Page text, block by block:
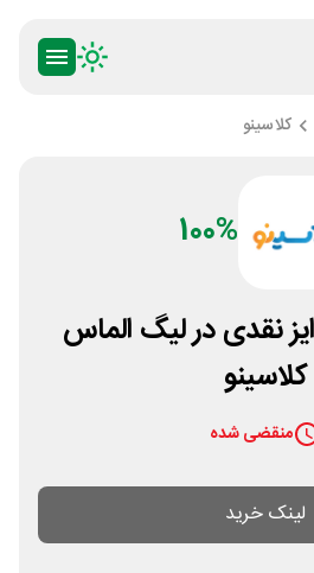
کلاسینو
100%
نقدی در لیگ الماس
کلاسینو
منقضی شده
لینک خرید